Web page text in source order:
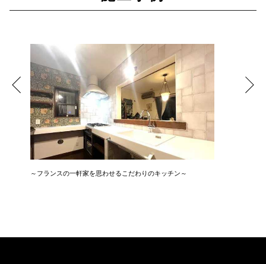
～フランスの一軒家を思わせるこだわりのキッチン～